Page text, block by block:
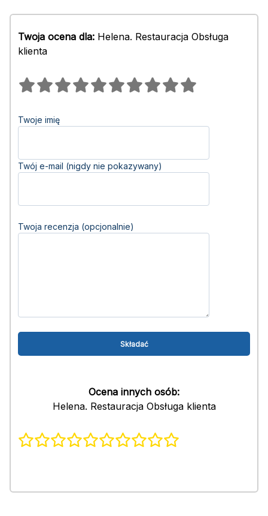
Twoja ocena dla: Helena. Restauracja Obsługa
klienta
Twoje imię
Twój e-mail (nigdy nie pokazywany)
Twoja recenzja (opcjonalnie)
Ocena innych osób:
Helena. Restauracja Obsługa klienta